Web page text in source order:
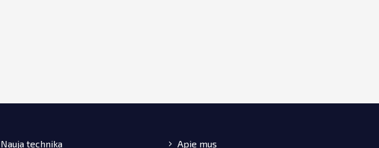
Nauja technika
Apie mus